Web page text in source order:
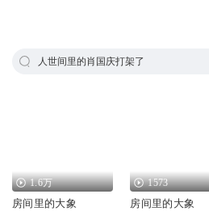
人世间里的肖国庆打架了
1.6万
房间里的大象
1573
房间里的大象